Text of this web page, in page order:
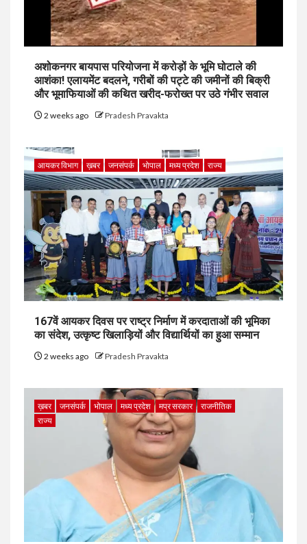
अशोकनगर बायपास परियोजना में करोड़ों के भूमि घोटाले की
आशंका! एलायमेंट बदलने, गरीबों की पट्टे की जमीनों की बिक्री
और भूमाफियाओं की कथित खरीद-फरोख्त पर उठे गंभीर सवाल
2 weeks ago Pradesh Pravakta
आयकर विभाग ख़बर जनसंपर्क भोपाल मध्य प्रदेश राज्य
167वें आयकर दिवस पर राष्ट्र निर्माण में करदाताओं की भूमिका
का संदेश, उत्कृष्ट खिलाड़ियों और विद्यार्थियों का हुआ सम्मान
2 weeks ago Pradesh Pravakta
ख़बर जनसंपर्क भोपाल मध्य प्रदेश मप्र सरकार
राजनीतिक
राज्य